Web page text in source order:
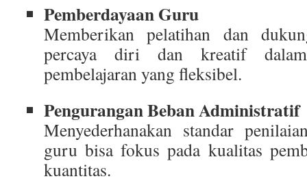
Pemberdayaan Guru
Memberikan pelatihan dan
percaya diri dan kreatif
pembelajaran yang fleksibel.
Pengurangan Beban Administratif
Menyederhanakan standar
guru bisa fokus pada kualitas
kuantitas.